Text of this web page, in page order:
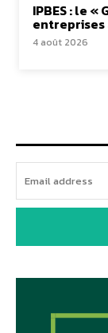
IPBES : le
entreprises
4 août 2026